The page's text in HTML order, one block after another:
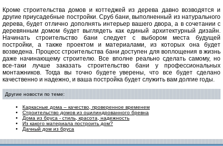
Кроме строительства домов и коттеджей из дерева давно возводятся и
другие приусадебные постройки. Сруб бани, выполненный из натурального
дерева, будет отлично дополнять интерьер вашего двора, а в сочетании с
деревянным домом будет выглядеть как единый архитектурный дизайн.
Начинать строительство бани следует с выбором места будущей
постройки, а также проектом и материалами, из которых она будет
возведена. Процесс строительства бани доступен для воплощения в жизнь
даже начинающему строителю. Все вполне реально сделать самому, но
все-таки лучше заказать строительство бани у профессиональных
монтажников. Тогда вы точно будете уверены, что все будет сделано
качественно и надежно, и ваша постройка будет служить вам долгие годы.
Другие новости по теме:
Каркасные дома – качество, проверенное временем
Строительство домов из оцилиндрованного бревна
Дома из бруса - стиль, красота, надежность
Из какого материала построить дом?
Дачный дом из бруса